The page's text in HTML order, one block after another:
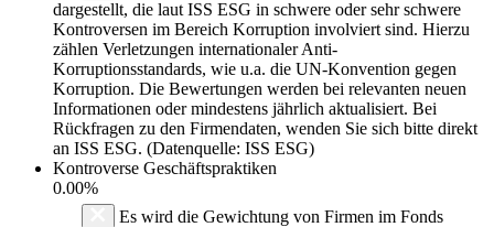
dargestellt, die laut ISS ESG in schwere oder sehr schwere
Kontroversen im Bereich Korruption involviert sind. Hierzu
zählen Verletzungen internationaler Anti-
Korruptionsstandards, wie u.a. die UN-Konvention gegen
Korruption. Die Bewertungen werden bei relevanten neuen
Informationen oder mindestens jährlich aktualisiert. Bei
Rückfragen zu den Firmendaten, wenden Sie sich bitte direkt
an ISS ESG. (Datenquelle: ISS ESG)
Kontroverse Geschäftspraktiken
0.00%
Es wird die Gewichtung von Firmen im Fonds